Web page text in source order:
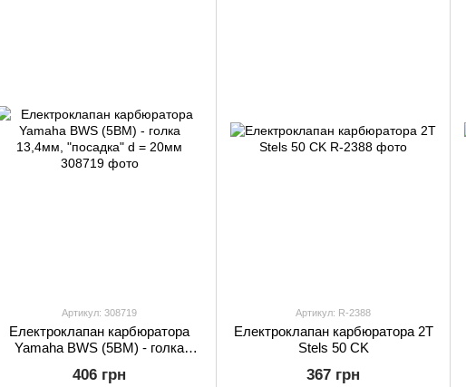
Артикул: 308719
Електроклапан карбюратора
Yamaha BWS (5BM) - голка
406 грн
Артикул: R-2388
Електроклапан карбюратора 2T
Stels 50 CK
367 грн